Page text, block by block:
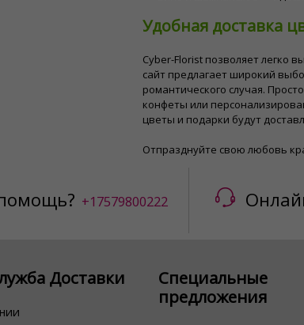
Удобная доставка
Cyber-Florist позволяет
сайт предлагает широкий
романтического случая.
конфеты или
цветы и подарки будут
Отпразднуйте свою любовь
+17579800222
Доставки
Специальные
предложения